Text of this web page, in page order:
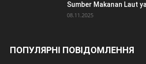
Sumber Makanan Laut
08.11.2025
ПОПУЛЯРНІ ПОВІДОМЛЕННЯ